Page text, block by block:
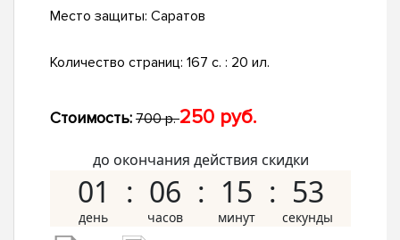
Место защиты: Саратов
Количество страниц: 167 с. : 20 ил.
Стоимость: 700 р.250 руб.
до окончания действия скидки
01 06 15 52